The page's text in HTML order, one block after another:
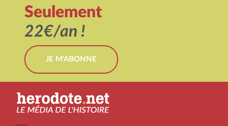
Seulement
22€/an !
JE M'ABONNE